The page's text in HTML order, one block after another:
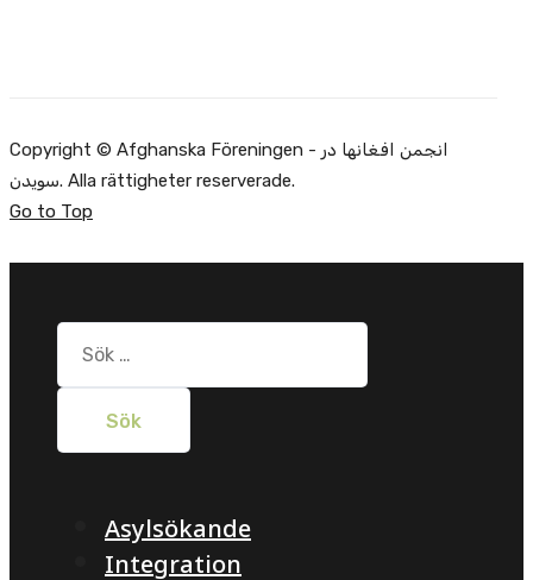
Copyright © Afghanska Föreningen - انجمن افغانها در
سویدن. Alla rättigheter reserverade.
Go to Top
Sök
efter:
Asylsökande
Integration